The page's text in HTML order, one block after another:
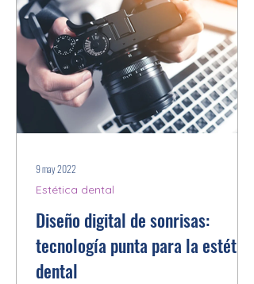
Diseño digital de sonrisas:
tecnología punta para la estética
dental
Estética dental
9 may 2022